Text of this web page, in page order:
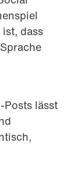
dass
Posts lässt